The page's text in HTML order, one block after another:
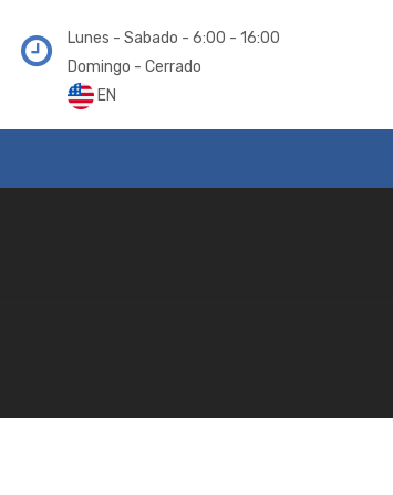
Lunes - Sabado - 6:00 - 16:00
Domingo - Cerrado
EN